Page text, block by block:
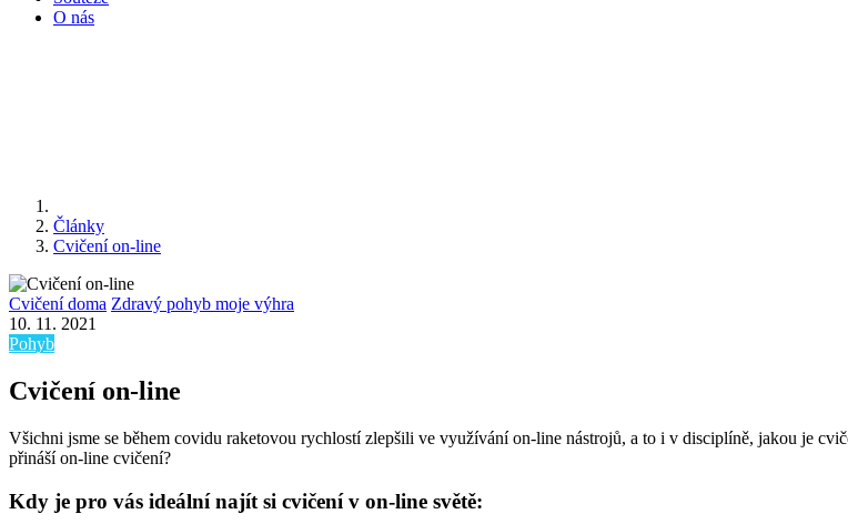
O nás
Články
Cvičení on-line
Cvičení doma Zdravý pohyb moje výhra
10. 11. 2021
Pohyb
Cvičení on-line
Všichni jsme se během covidu raketovou rychlostí zlepšili ve využívání on-line nástrojů, a to i v disciplíně, jakou je
přináší on-line cvičení?
Kdy je pro vás ideální najít si cvičení v on-line světě: